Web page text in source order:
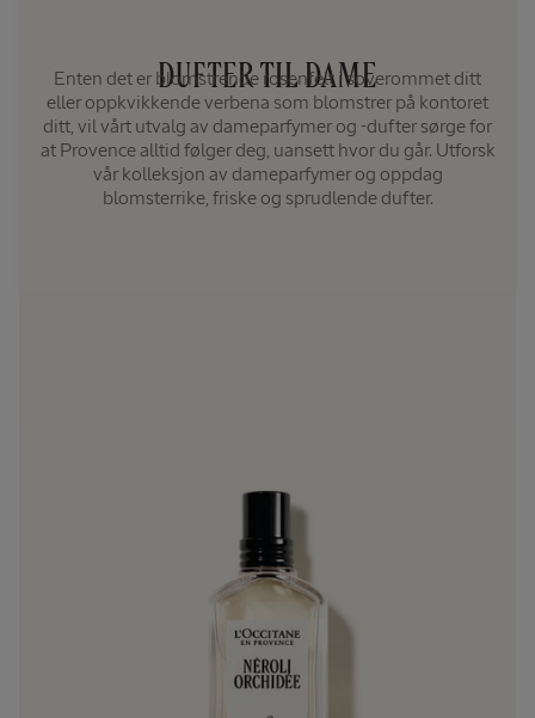
DUFTER TIL DAME
Enten det er blomstrende rosenfelt i soverommet ditt
eller oppkvikkende verbena som blomstrer på kontoret
ditt, vil vårt utvalg av dameparfymer og -dufter sørge for
at Provence alltid følger deg, uansett hvor du går. Utforsk
vår kolleksjon av dameparfymer og oppdag
blomsterrike, friske og sprudlende dufter.